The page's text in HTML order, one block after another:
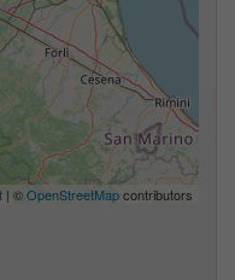
| ©OpenStreetMapcontributors